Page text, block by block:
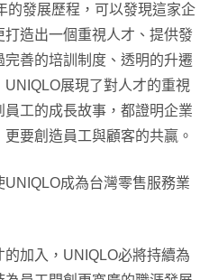
的發展歷程，可以發現這家企
造出一個重視人才、提供發
善的培訓制度、透明的升遷
展現了對人才的重視
工的成長故事，都證明企業
要創造員工與顧客的共贏。
成為台灣零售服務業
加入，UNIQLO必將持續為